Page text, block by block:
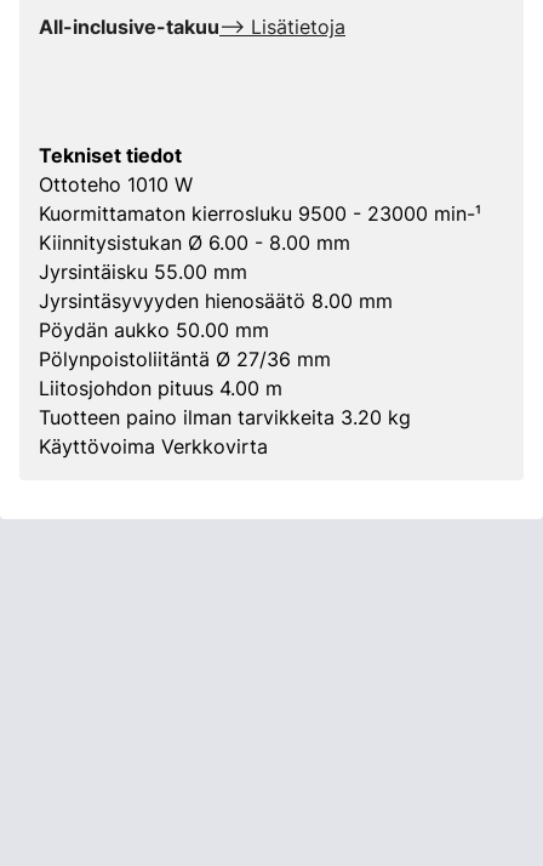
All-inclusive-takuu--> Lisätietoja
Tekniset tiedot
Ottoteho 1010 W
Kuormittamaton kierrosluku 9500 - 23000 min-¹
Kiinnitysistukan Ø 6.00 - 8.00 mm
Jyrsintäisku 55.00 mm
Jyrsintäsyvyyden hienosäätö 8.00 mm
Pöydän aukko 50.00 mm
Pölynpoistoliitäntä Ø 27/36 mm
Liitosjohdon pituus 4.00 m
Tuotteen paino ilman tarvikkeita 3.20 kg
Käyttövoima Verkkovirta